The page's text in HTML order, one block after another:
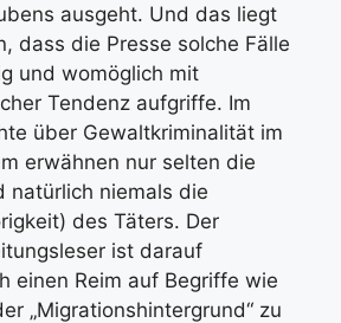
ausgeht. Und das liegt
dass die Presse solche Fälle
und womöglich mit
Tendenz aufgriffe. Im
über Gewaltkriminalität im
erwähnen nur selten die
natürlich niemals die
des Täters. Der
ist darauf
einen Reim auf Begriffe wie
„Migrationshintergrund“ zu